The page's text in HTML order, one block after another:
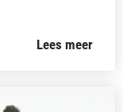
Lees meer